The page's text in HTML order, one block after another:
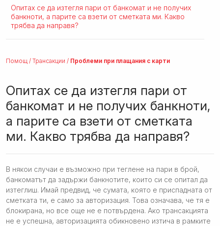
Опитах се да изтегля пари от банкомат и не получих
банкноти, а парите са взети от сметката ми. Какво
трябва да направя?
Помощ / Трансакции / Проблеми при плащания с карти
Опитах се да изтегля пари от
банкомат и не получих банкноти,
а парите са взети от сметката
ми. Какво трябва да направя?
В някои случаи е възможно при теглене на пари в брой,
банкоматът да задържи банкнотите, които си се опитал да
изтеглиш. Имай предвид, че сумата, която е приспадната от
сметката ти, е само за авторизация. Това означава, че тя е
блокирана, но все още не е потвърдена. Ако трансакцията
не е успешна, авторизацията обикновено изтича в рамките